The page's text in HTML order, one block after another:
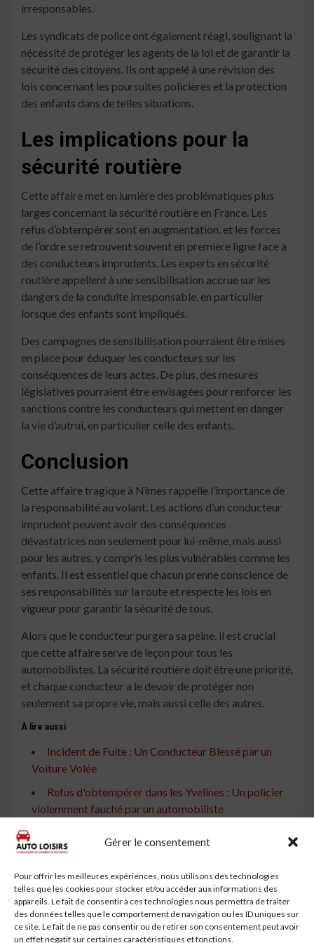
Gérer le consentement
Pour offrir les meilleures expériences, nous utilisons des technologies
telles que les cookies pour stocker et/ou accéder aux informations des
appareils. Le fait de consentir à ces technologies nous permettra de traiter
des données telles que le comportement de navigation ou les ID uniques sur
ce site. Le fait de ne pas consentir ou de retirer son consentement peut avoir
un effet négatif sur certaines caractéristiques et fonctions.
irresponsables.
Les syndicats de police ont également réagi, soulignant la
nécessité de protéger les agents de la loi et de garantir la
sécurité des citoyens. Ils ont appelé à une révision des
lois concernant les poursuites policières et la protection
des enfants dans de telles situations.
Les implications pour la
sécurité routière
Cette affaire met en lumière des problématiques plus
larges concernant la sécurité routière en France. Les
refus d’obtempérer sont en augmentation, et les forces
de l’ordre se retrouvent souvent en première ligne face à
des conducteurs imprudents. Les experts en sécurité
routière appellent à une sensibilisation accrue sur les
dangers de la conduite irresponsable, en particulier
lorsque des enfants sont impliqués.
Des campagnes de sensibilisation pourraient être mises
en place pour éduquer les conducteurs sur les
conséquences de leurs actes. De plus, des mesures
législatives pourraient être envisagées pour renforcer les
sanctions contre les conducteurs qui mettent en danger
la vie d’autrui, en particulier celle des enfants.
Conclusion
Cette affaire tragique à Nîmes rappelle l’importance de
la responsabilité au volant. Les actions d’un conducteur
imprudent peuvent avoir des conséquences
dévastatrices non seulement pour lui-même, mais aussi
pour les autres, y compris les plus vulnérables comme les
enfants. Il est essentiel que chacun prenne conscience de
ses responsabilités sur la route et respecte les lois en
vigueur pour garantir la sécurité de tous.
Alors que le conducteur purgera sa peine, il est crucial
que cette affaire serve de leçon pour tous les
automobilistes. La sécurité routière doit être une priorité,
et chaque conducteur a le devoir de protéger non
seulement sa propre vie, mais aussi celle des autres.
À lire aussi
Incident de Fuite : Un Conducteur Blessé par un
Voiture Volée
Refus d'obtempérer dans les Yvelines : Un policier
violemment fauché par un automobiliste
Condamné à 30 Mois de Prison
Essonne : Un individu percute un policier après un
refus d'obtempérer au volant d'une voiture volée
Incident à Montpellier : Un Conducteur Refuse
d'Obtempérer et Tente de Percuter la Voiture des